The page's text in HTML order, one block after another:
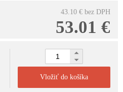
43.10 € bez DPH
53.01 €
Vložiť do košíka